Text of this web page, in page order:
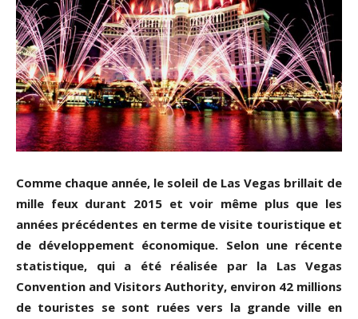
Comme chaque année, le soleil de Las Vegas brillait de
mille feux durant 2015 et voir même plus que les
années précédentes en terme de visite touristique et
de développement économique. Selon une récente
statistique, qui a été réalisée par la Las Vegas
Convention and Visitors Authority, environ 42 millions
de touristes se sont ruées vers la grande ville en